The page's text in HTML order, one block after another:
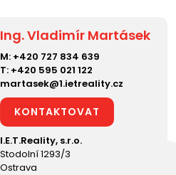
Ing. Vladimír Martásek
M: +420 727 834 639
T: +420 595 021 122
martasek@1.ietreality.cz
KONTAKTOVAT
I.E.T.Reality, s.r.o.
Stodolní 1293/3
Ostrava